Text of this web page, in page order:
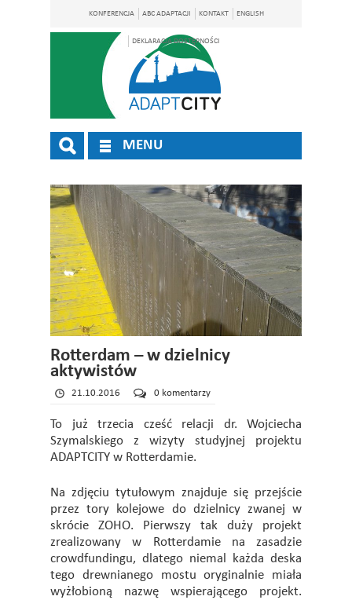
KONFERENCJA ABC ADAPTACJI KONTAKT ENGLISH
DEKLARACJA DOSTĘPNOŚCI
MENU
Rotterdam – w dzielnicy
aktywistów
21.10.2016 0 komentarzy
To już trzecia cześć relacji dr. Wojciecha
Szymalskiego z wizyty studyjnej projektu
ADAPTCITY w Rotterdamie.
Na zdjęciu tytułowym znajduje się przejście
przez tory kolejowe do dzielnicy zwanej w
skrócie ZOHO. Pierwszy tak duży projekt
zrealizowany w Rotterdamie na zasadzie
crowdfundingu, dlatego niemal każda deska
tego drewnianego mostu oryginalnie miała
wyżłobioną nazwę wspierającego projekt.